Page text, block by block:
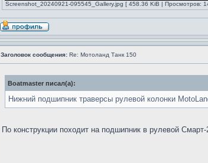
Screenshot_20240921-095545_Gallery.jpg [ 458.36 KiB | Просмотров:
Заголовок сообщения: Re: Мотоланд Танк 150
Boatmaster писал(а):
Нижний подшипник траверсы рулевой колонки
По конструкции походит на подшипник в рулевой Смарт-